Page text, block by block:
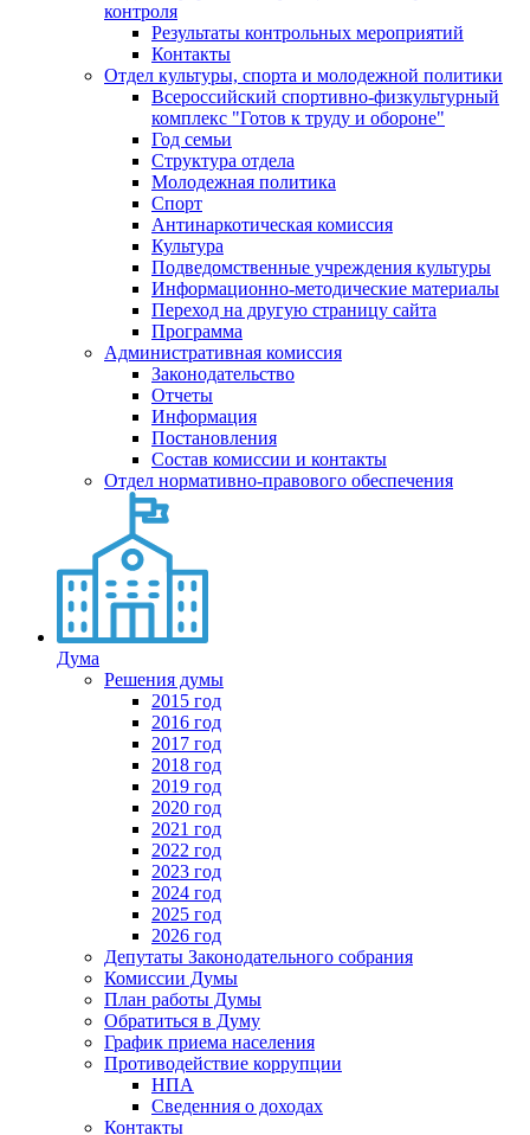
контроля
Результаты контрольных мероприятий
Контакты
Отдел культуры, спорта и молодежной политики
Всероссийский спортивно-физкультурный
комплекс "Готов к труду и обороне"
Год семьи
Структура отдела
Молодежная политика
Спорт
Антинаркотическая комиссия
Культура
Подведомственные учреждения культуры
Информационно-методические материалы
Переход на другую страницу сайта
Программа
Административная комиссия
Законодательство
Отчеты
Информация
Постановления
Состав комиссии и контакты
Отдел нормативно-правового обеспечения
Дума
Решения думы
2015 год
2016 год
2017 год
2018 год
2019 год
2020 год
2021 год
2022 год
2023 год
2024 год
2025 год
2026 год
Депутаты Законодательного собрания
Комиссии Думы
План работы Думы
Обратиться в Думу
График приема населения
Противодействие коррупции
НПА
Сведенния о доходах
Контакты